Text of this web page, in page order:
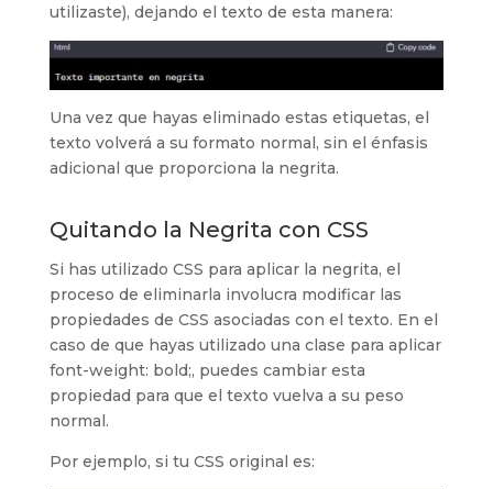
utilizaste), dejando el texto de esta manera:
Una vez que hayas eliminado estas etiquetas, el
texto volverá a su formato normal, sin el énfasis
adicional que proporciona la negrita.
Quitando la Negrita con CSS
Si has utilizado CSS para aplicar la negrita, el
proceso de eliminarla involucra modificar las
propiedades de CSS asociadas con el texto. En el
caso de que hayas utilizado una clase para aplicar
font-weight: bold;, puedes cambiar esta
propiedad para que el texto vuelva a su peso
normal.
Por ejemplo, si tu CSS original es: